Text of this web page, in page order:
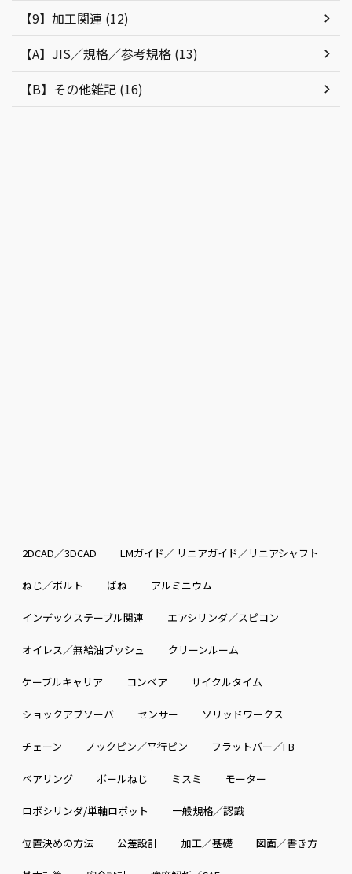
【9】加工関連 (12)
【A】JIS／規格／参考規格 (13)
【B】その他雑記 (16)
2DCAD／3DCAD LMガイド／ リニアガイド／リニアシャフト
ねじ／ボルト ばね アルミニウム
インデックステーブル関連 エアシリンダ／スピコン
オイレス／無給油ブッシュ クリーンルーム
ケーブルキャリア コンベア サイクルタイム
ショックアブソーバ センサー ソリッドワークス
チェーン ノックピン／平行ピン フラットバー／FB
ベアリング ボールねじ ミスミ モーター
ロボシリンダ/単軸ロボット 一般規格／認識
位置決めの方法 公差設計 加工／基礎 図面／書き方